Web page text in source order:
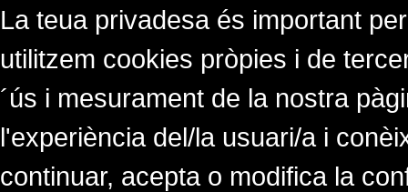
La teua privadesa és important
utilitzem cookies pròpies i de
´ús i mesurament de la nostra
l'experiència del/la usuari/a i
continuar, acepta o modifica la